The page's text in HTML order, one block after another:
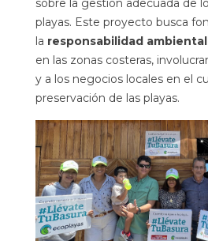
sobre la gestión adecuada de
playas. Este proyecto busca
la responsabilidad ambiental
en las zonas costeras,
y a los negocios locales en el
preservación de las playas.